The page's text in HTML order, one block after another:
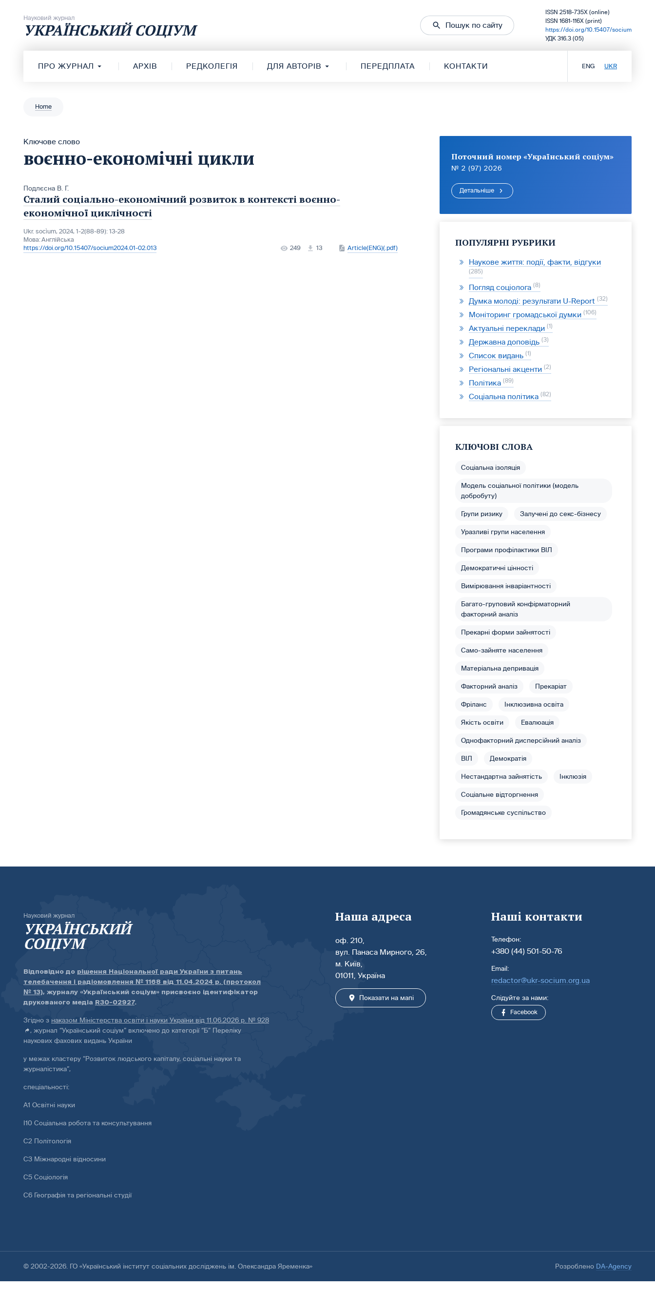
Науковий журнал
УКРАЇНСЬКИЙ СОЦІУМ Пошук по сайту
ISSN 2518-735X (online)
ISSN 1681-116X (print)
https://doi.org/10.15407/socium
УДК 316.3 (05)
ПРО ЖУРНАЛ АРХІВ РЕДКОЛЕГІЯ ДЛЯ АВТОРІВ ПЕРЕДПЛАТА КОНТАКТИ ENG UKR
Home
Ключове слово
воєнно-економічні цикли
Подлєсна В. Г.
Сталий соціально-економічний розвиток в контексті воєнно-
економічної циклічності
Ukr. socìum, 2024, 1-2(88-89): 13-28
Мова:Англійська
https://doi.org/10.15407/socium2024.01-02.013
249 13 Article(ENG)(.pdf)
Поточний номер «Український соціум»
№ 2 (97) 2026
Детальніше
ПОПУЛЯРНІ РУБРИКИ
Наукове життя: події, факти, відгуки
285
Погляд соціолога 8
Думка молоді: результати U-Report 32
Моніторинг громадської думки 106
Актуальні переклади 1
Державна доповідь 3
Список видань 1
Регіональні акценти 2
Політика 89
Соціальна політика 82
КЛЮЧОВІ СЛОВА
Соціальна ізоляція
Модель соціальної політики (модель
добробуту)
Групи ризику Залучені до секс-бізнесу
Уразливі групи населення
Програми профілактики ВІЛ
Демократичні цінності
Вимірювання інваріантності
Багато-груповий конфірматорний
факторний аналіз
Прекарні форми зайнятості
Само-зайняте населення
Матеріальна депривація
Факторний аналіз Прекаріат
Фріланс Інклюзивна освіта
Якість освіти Евалюація
Однофакторний дисперсійний аналіз
ВІЛ Демократія
Нестандартна зайнятість Інклюзія
Соціальне відторгнення
Громадянське суспільство
Науковий журнал
УКРАЇНСЬКИЙ
СОЦІУМ
Відповідно до рішення Національної ради України з питань
телебачення і радіомовлення № 1168 від 11.04.2024 р. (протокол
№ 13), журналу «Український соціум» присвоєно ідентифікатор
друкованого медіа R30-02927.
Згідно з наказом Міністерства освіти і науки України від 11.06.2026 р. № 928
, журнал “Український соціум” включено до категорії “Б” Переліку
наукових фахових видань України
у межах кластеру “Розвиток людського капіталу, соціальні науки та
журналістика”,
спеціальності:
А1 Освітні науки
І10 Соціальна робота та консультування
С2 Політологія
С3 Міжнародні відносини
С5 Соціологія
С6 Географія та регіональні студії
Наша адреса
оф. 210,
вул. Панаса Мирного, 26,
м. Київ,
01011, Україна
Показати на мапі
Наші контакти
Телефон:
+380 (44) 501-50-76
Email:
redactor@ukr-socium.org.ua
Слідуйте за нами:
Facebook
© 2002-2026. ГО «Український інститут соціальних досліджень ім. Олександра Яременка» Розроблено DA-Agency